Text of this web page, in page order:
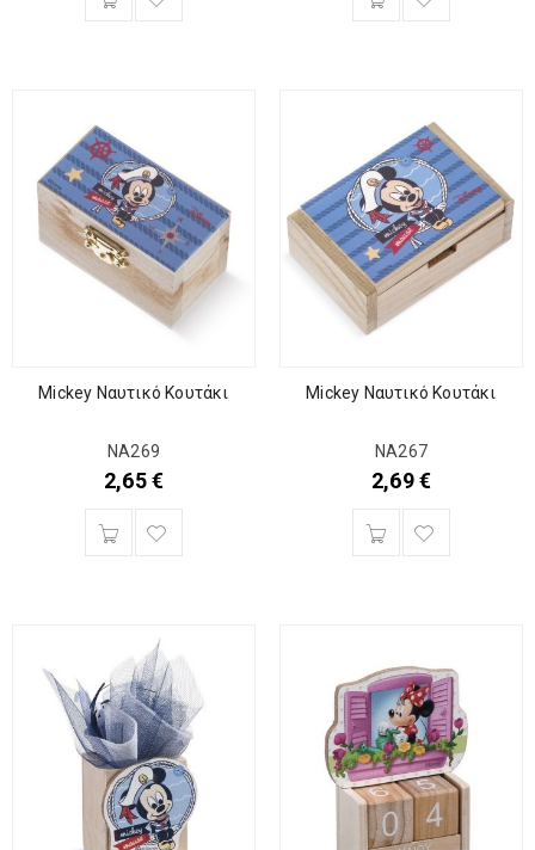
Mickey Ναυτικό Κουτάκι
ΝΑ269
2,65€
Mickey Ναυτικό Κουτάκι
ΝΑ267
2,69€